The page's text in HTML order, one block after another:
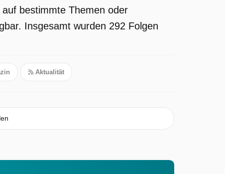
bestimmte Themen oder
Insgesamt wurden 292 Folgen
Aktualität